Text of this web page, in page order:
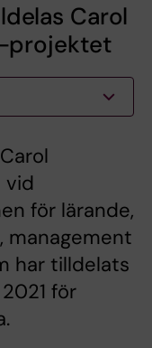
Carol
projektet
vid
för lärande,
management
har tilldelats
för